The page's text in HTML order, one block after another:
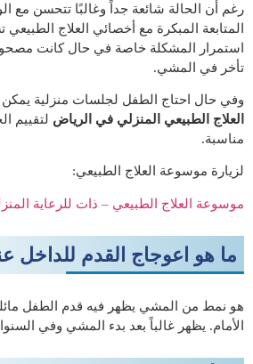
رغم أن الحالة شائعة جداً وغالبًا تتحسن مع
المتابعة المبكرة مع أخصائي العلاج
استمرار المشكلة خاصة في حال كانت
تأخر في المشي.
وفي حال احتاج الطفل لجلسات منزلية يمكن
العلاج الطبيعي المنزلي في الرياض لتقييم
مناسبة.
لزيارة موسوعة العلاج الطبيعي:
موسوعة العلاج الطبيعي – ذات للرعاية
ما هو اعوجاج القدم للداخل
هو نمط من المشي يظهر فيه قدم الطفل
الأمام. يظهر غالباً بعد بدء المشي وفي